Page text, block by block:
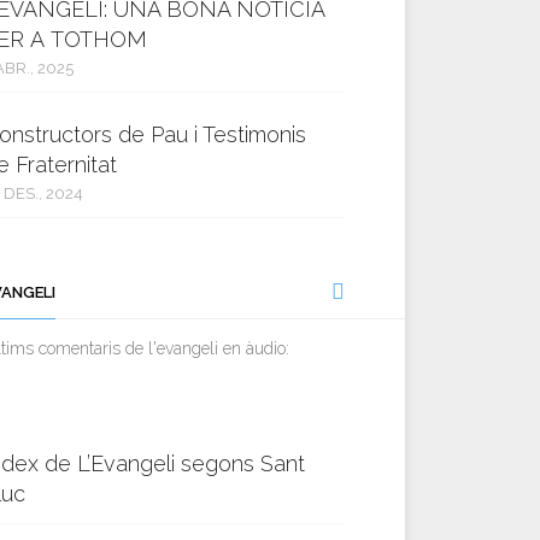
UNA BONA NOTÍCIA
A TOTHOM
2025
de Pau i Testimonis
Fraternitat
DES., 2024
comentaris de l'evangeli en àudio:
de L’Evangeli segons Sant